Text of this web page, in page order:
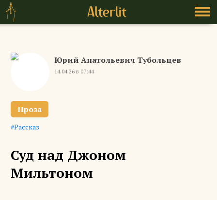
Юрий Анатольевич Тубольцев
14.04.26 в 07:44
Проза
Рассказ
Суд над Джоном
Мильтоном